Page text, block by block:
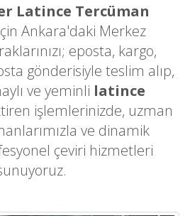
Latince Tercüman
Ankara'daki Merkez
eposta, kargo,
gönderisiyle teslim alıp,
ve yeminli latince
işlemlerinizde, uzman
ve dinamik
çeviri hizmetleri